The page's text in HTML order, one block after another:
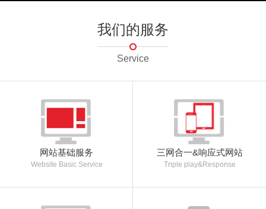
我们的服务
Service
网站基础服务
Website Basic Service
三网合一&响应式网站
Triple play&Response